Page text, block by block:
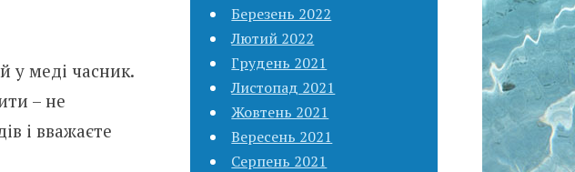
у меді часник.
– не
і вважаєте
Березень 2022
Лютий 2022
Грудень 2021
Листопад 2021
Жовтень 2021
Вересень 2021
Серпень 2021